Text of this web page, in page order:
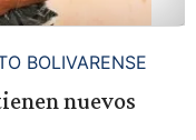
BOLIVARENSE
nuevos